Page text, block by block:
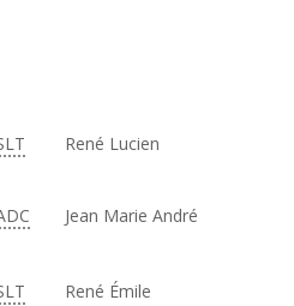
René Lucien
Jean Marie André
René Émile